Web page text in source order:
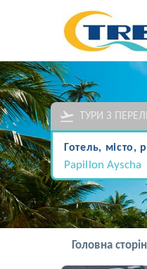
ТУРИ З
Готель, місто,
Papillon Ayscha
Головна